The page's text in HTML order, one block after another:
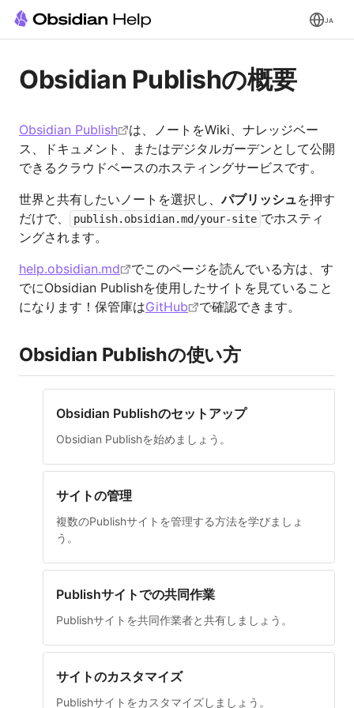
JA
Obsidian Publishの概要
Obsidian Publish
は、ノートをWiki、ナレッジベー
ス、ドキュメント、またはデジタルガーデンとして公開
できるクラウドベースのホスティングサービスです。
世界と共有したいノートを選択し、パブリッシュを押す
だけで、
publish.obsidian.md/your-site でホスティ
ングされます。
help.obsidian.md
でこのページを読んでいる方は、す
でにObsidian Publishを使用したサイトを見ていること
になります！保管庫はGitHub で確認できます。
Obsidian Publishの使い方
Obsidian Publishのセットアップ
Obsidian Publishを始めましょう。
サイトの管理
複数のPublishサイトを管理する方法を学びましょ
う。
Publishサイトでの共同作業
Publishサイトを共同作業者と共有しましょう。
サイトのカスタマイズ
Publishサイトをカスタマイズしましょう。